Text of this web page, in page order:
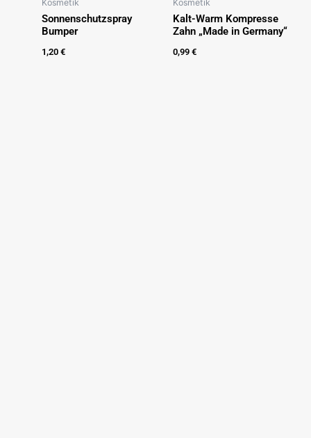
Kosmetik
Sonnenschutzspray
Bumper
1,20 €
Kosmetik
Kalt-Warm Kompresse
Zahn „Made in Germany“
0,99 €